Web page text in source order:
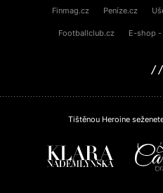
Finmag.cz Peníze.cz
Footballclub.cz E-shop -
Tištěnou Heroine